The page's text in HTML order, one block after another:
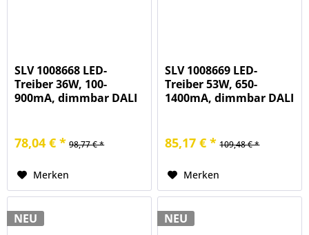
SLV 1008668 LED-
Treiber 36W, 100-
900mA, dimmbar DALI
78,04 € * 98,77 € *
Merken
SLV 1008669 LED-
Treiber 53W, 650-
1400mA, dimmbar DALI
85,17 € * 109,48 € *
Merken
NEU NEU